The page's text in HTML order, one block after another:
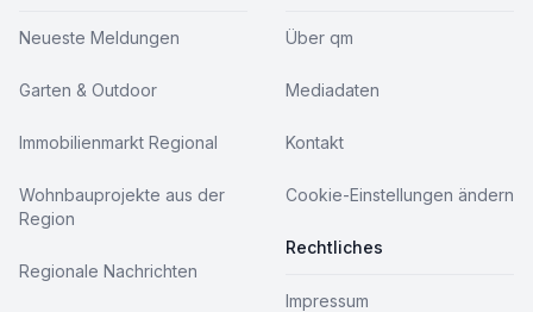
Neueste Meldungen
Garten & Outdoor
Immobilienmarkt Regional
Wohnbauprojekte aus der
Region
Regionale Nachrichten
Über qm
Mediadaten
Kontakt
Cookie-Einstellungen ändern
Rechtliches
Impressum